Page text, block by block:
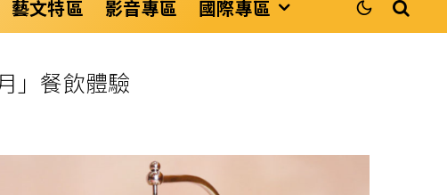
藝文特區 影音專區 國際專區
」餐飲體驗